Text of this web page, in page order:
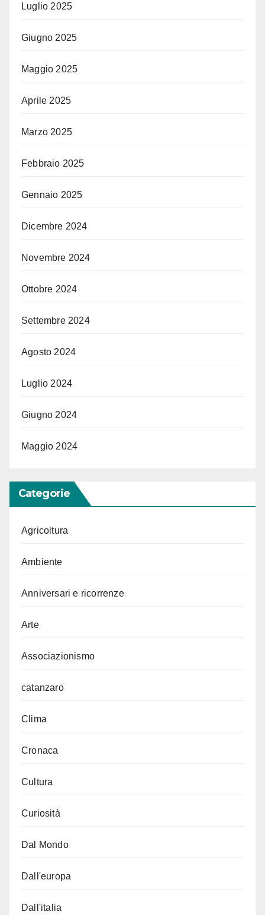
Luglio 2025
Giugno 2025
Maggio 2025
Aprile 2025
Marzo 2025
Febbraio 2025
Gennaio 2025
Dicembre 2024
Novembre 2024
Ottobre 2024
Settembre 2024
Agosto 2024
Luglio 2024
Giugno 2024
Maggio 2024
Categorie
Agricoltura
Ambiente
Anniversari e ricorrenze
Arte
Associazionismo
catanzaro
Clima
Cronaca
Cultura
Curiosità
Dal Mondo
Dall'europa
Dall'italia